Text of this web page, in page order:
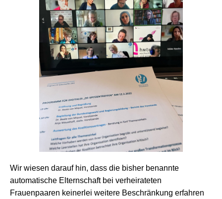
Wir wiesen darauf hin, dass die bisher benannte
automatische Elternschaft bei verheirateten
Frauenpaaren keinerlei weitere Beschränkung erfahren